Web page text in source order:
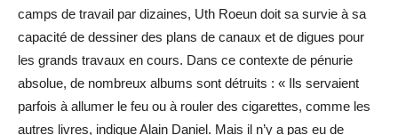
camps de travail par dizaines, Uth Roeun doit sa survie à sa
capacité de dessiner des plans de canaux et de digues pour
les grands travaux en cours. Dans ce contexte de pénurie
absolue, de nombreux albums sont détruits : « Ils servaient
parfois à allumer le feu ou à rouler des cigarettes, comme les
autres livres, indique Alain Daniel. Mais il n’y a pas eu de